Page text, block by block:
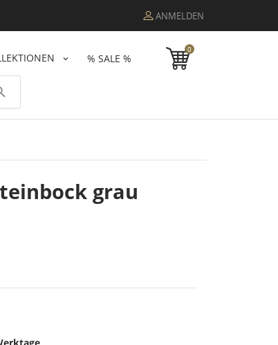
ANMELDEN
% SALE %
0
grau